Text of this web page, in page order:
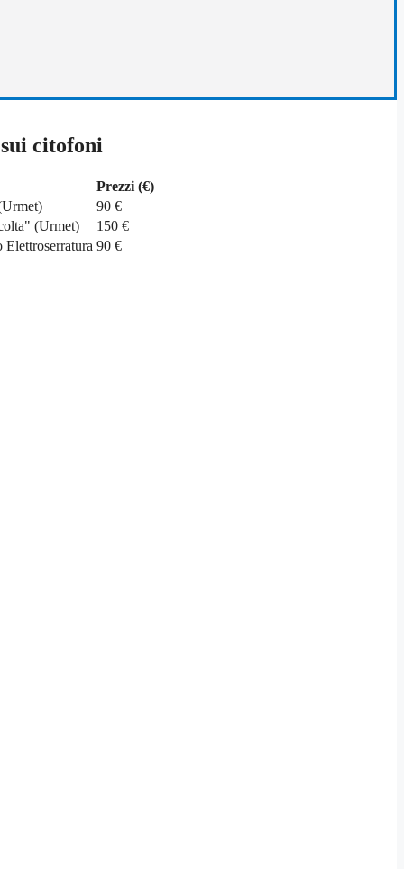
citofoni
Prezzi (€)
90 €
(Urmet)
150 €
90 €